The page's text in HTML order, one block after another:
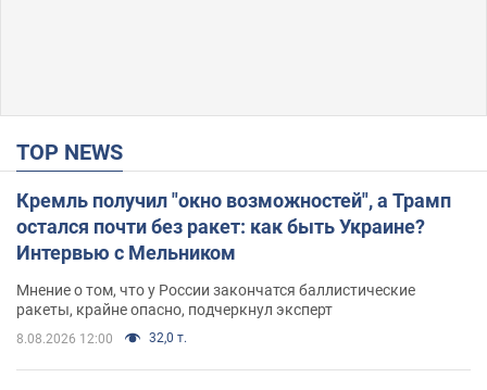
TOP NEWS
Кремль получил "окно возможностей", а Трамп
остался почти без ракет: как быть Украине?
Интервью с Мельником
Мнение о том, что у России закончатся баллистические
ракеты, крайне опасно, подчеркнул эксперт
8.08.2026 12:00 32,0 т.